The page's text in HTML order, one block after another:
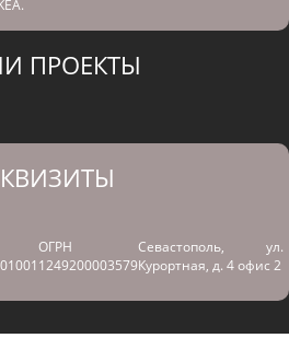
ПРОЕКТЫ
ОГРН
1249200003579
Севастополь, ул.
Курортная, д. 4 офис 2